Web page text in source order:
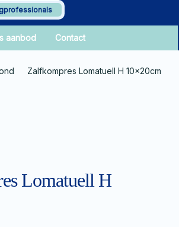
aanbod Contact
Zalfkompres Lomatuell H 10x20cm
Lomatuell H